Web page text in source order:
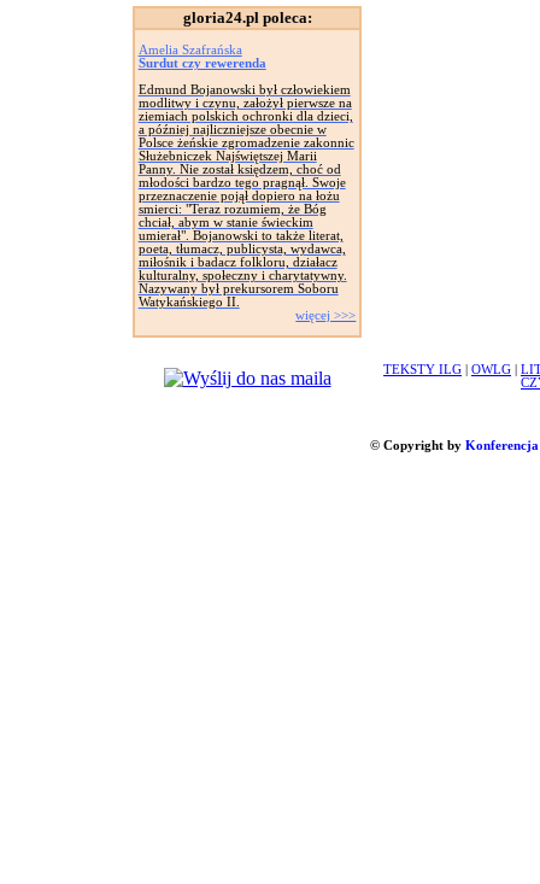
gloria24.pl poleca:
Amelia Szafrańska
Surdut czy rewerenda
Edmund Bojanowski był człowiekiem
modlitwy i czynu, założył pierwsze na
ziemiach polskich ochronki dla dzieci,
a później najliczniejsze obecnie w
Polsce żeńskie zgromadzenie zakonnic
Służebniczek Najświętszej Marii
Panny. Nie został księdzem, choć od
młodości bardzo tego pragnął. Swoje
przeznaczenie pojął dopiero na łożu
smierci: "Teraz rozumiem, że Bóg
chciał, abym w stanie świeckim
umierał". Bojanowski to także literat,
poeta, tłumacz, publicysta, wydawca,
miłośnik i badacz folkloru, działacz
kulturalny, społeczny i charytatywny.
Nazywany był prekursorem Soboru
Watykańskiego II.
więcej >>>
TEKSTY ILG OWLG
© Copyright by Konferencja